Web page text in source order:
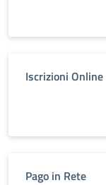
Iscrizioni Online
Pago in Rete